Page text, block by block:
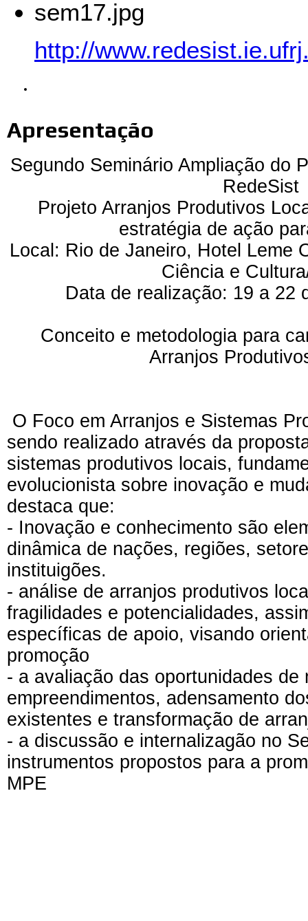
sem17.jpg
http://
Apresentação
Segundo Seminário Ampliação do
RedeSist
Projeto Arranjos Produtivos
estratégia de ação
Local: Rio de Janeiro, Hotel Leme
Ciência e
Data de realização: 19 a 22
Conceito e metodologia para
Arranjos
O Foco em Arranjos e Sistemas
sendo realizado através da
sistemas produtivos locais,
evolucionista sobre inovação e
destaca que:
- Inovação e conhecimento são
dinâmica de nações, regiões,
instituigões.
- análise de arranjos produtivos
fragilidades e potencialidades,
específicas de apoio, visando
promoção
- a avaliação das oportunidades de
empreendimentos, adensamento
existentes e transformação de
- a discussão e internalizagão no
instrumentos propostos para a
MPE